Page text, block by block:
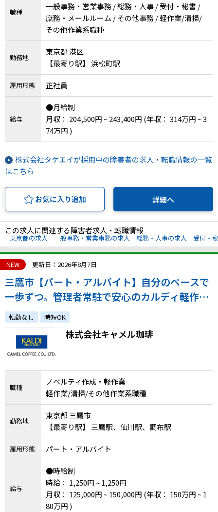
職種
一般事務・営業事務 / 総務・人事 / 受付・秘書 /
庶務・メールルーム / その他事務 / 軽作業/清掃/
その他作業系職種
勤務地
東京都 港区
【最寄り駅】 浜松町駅
雇用形態 正社員
給与
●月給制
月収： 204,500円 ~ 243,400円 (年収： 314万円 ~ 3
74万円 )
株式会社タケエイが採用中の障害者の求人・転職情報の一覧
はこちら
お気に入り追加 詳細へ
この求人に関連する障害者求人・転職情報
東京都の求人 一般事務・営業事務の求人 総務・人事の求人 受付・
NEW 更新日：2026年8月7日
三鷹市【パート・アルバイト】自分のペースで
一歩ずつ。管理者常駐で安心のカルディ軽作業
スタッフ（10時出社／週20h～）
転勤なし 時短OK
株式会社キャメル珈琲
職種
ノベルティ作成・軽作業
軽作業/清掃/その他作業系職種
勤務地
東京都 三鷹市
【最寄り駅】 三鷹駅、仙川駅、調布駅
雇用形態 パート・アルバイト
給与
●時給制
時給： 1,250円 ~ 1,250円
月収： 125,000円 ~ 150,000円 (年収： 150万円 ~ 1
80万円 )